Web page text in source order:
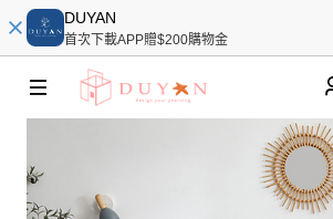
DUYAN
首次下載APP贈$200購物金